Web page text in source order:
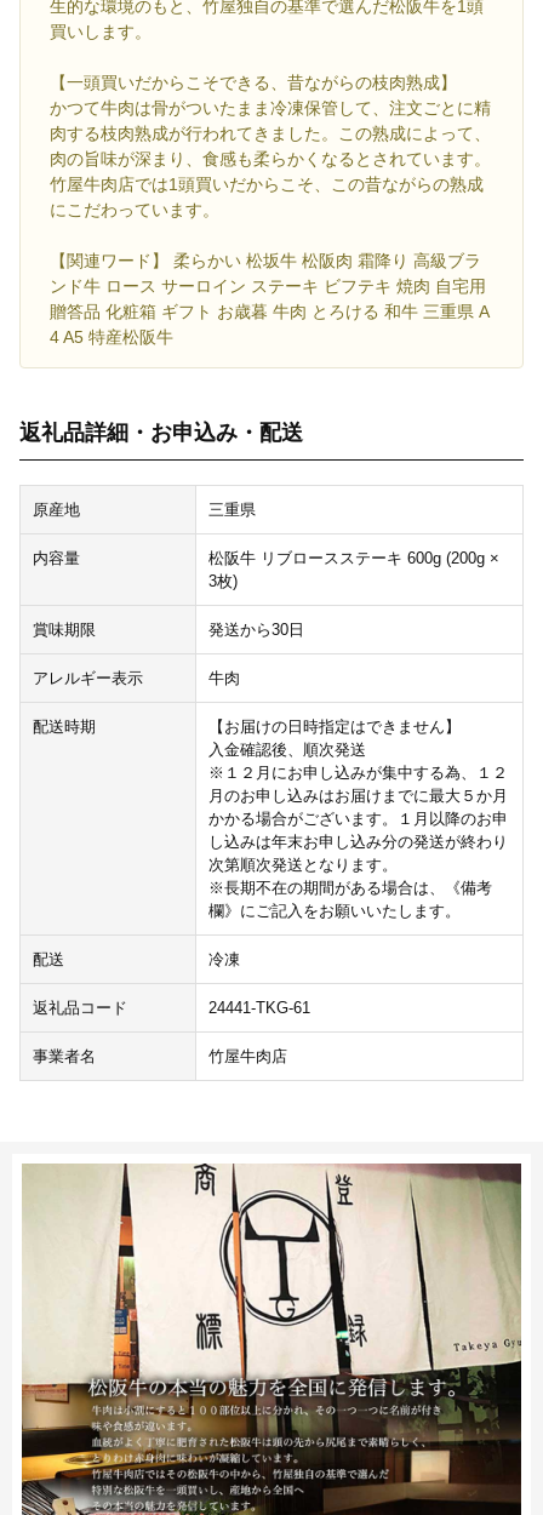
生的な環境のもと、竹屋独自の基準で選んだ松阪牛を1頭
買いします。
【一頭買いだからこそできる、昔ながらの枝肉熟成】
かつて牛肉は骨がついたまま冷凍保管して、注文ごとに精
肉する枝肉熟成が行われてきました。この熟成によって、
肉の旨味が深まり、食感も柔らかくなるとされています。
竹屋牛肉店では1頭買いだからこそ、この昔ながらの熟成
にこだわっています。
【関連ワード】 柔らかい 松坂牛 松阪肉 霜降り 高級ブラ
ンド牛 ロース サーロイン ステーキ ビフテキ 焼肉 自宅用
贈答品 化粧箱 ギフト お歳暮 牛肉 とろける 和牛 三重県 A
4 A5 特産松阪牛
返礼品詳細・お申込み・配送
原産地 三重県
内容量
松阪牛 リブロースステーキ 600g (200g ×
3枚)
賞味期限 発送から30日
アレルギー表示 牛肉
配送時期
【お届けの日時指定はできません】
入金確認後、順次発送
※１２月にお申し込みが集中する為、１２
月のお申し込みはお届けまでに最大５か月
かかる場合がございます。１月以降のお申
し込みは年末お申し込み分の発送が終わり
次第順次発送となります。
※長期不在の期間がある場合は、《備考
欄》にご記入をお願いいたします。
配送 冷凍
返礼品コード 24441-TKG-61
事業者名 竹屋牛肉店